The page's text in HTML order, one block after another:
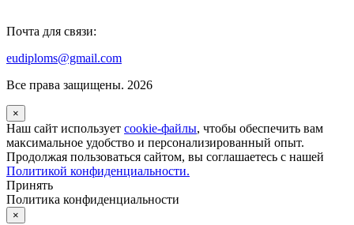
Почта для связи:
eudiploms@gmail.com
Все права защищены. 2026
×
Наш сайт использует cookie-файлы, чтобы обеспечить вам
максимальное удобство и персонализированный опыт.
Продолжая пользоваться сайтом, вы соглашаетесь с нашей
Политикой конфиденциальности.
Принять
Политика конфиденциальности
×